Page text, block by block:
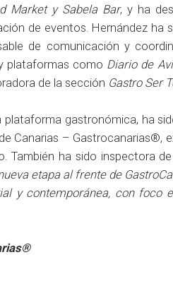
Market y Sabela Bar, y ha
de eventos. Hernández ha
de comunicación y
plataformas como Diario de
de la sección Gastro Ser
plataforma gastronómica, ha
Canarias – Gastrocanarias®,
También ha sido inspectora
etapa al frente de
y contemporánea, con